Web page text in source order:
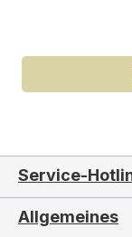
Service-
Allgemeines